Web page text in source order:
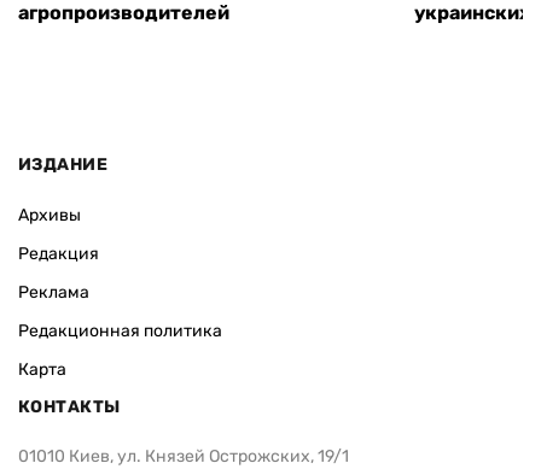
агропроизводителей
ИЗДАНИЕ
Архивы
Редакция
Реклама
Редакционная политика
Карта
КОНТАКТЫ
01010 Киев, ул. Князей Острожских, 19/1